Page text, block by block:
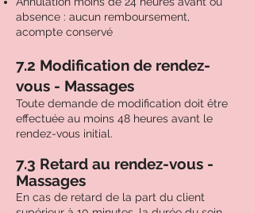
absence : aucun remboursement,
acompte conservé
7.2 Modification de rendez-
vous - Massages
Toute demande de modification doit être
effectuée au moins 48 heures avant le
rendez-vous initial.
7.3 Retard au rendez-vous -
Massages
En cas de retard de la part du client